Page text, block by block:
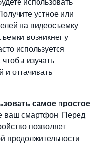
использовать
устное или
на видеосъемку.
возникнет у
используется
изучать
и оттачивать
самое простое
ваш смартфон. Перед
позволяет
продолжительности